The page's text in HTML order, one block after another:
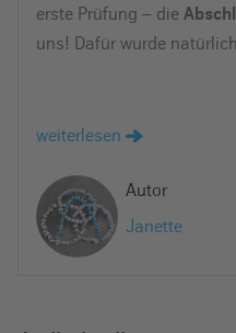
erste Prüfung – die
uns! Dafür wurde
weiterlesen
Autor
Janette